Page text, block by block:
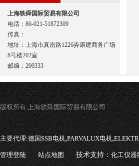
上海轶舜国际贸易有限公司
电话：86-021-51872309
传真：
地址：上海市真南路1226弄康建商务广场
8号楼202室
邮编：200333
版权所有 上海轶舜国际贸易有限公司
主要代理:德国SSB电机,PARVALUX电机
管理登陆 站点地图 技术支持：化工仪器